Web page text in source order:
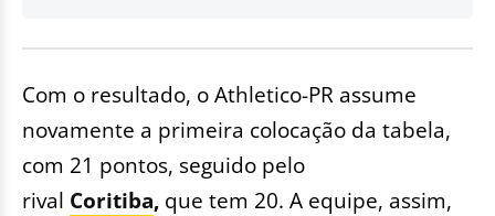
Com o resultado, o Athletico-PR assume
novamente a primeira colocação da tabela,
com 21 pontos, seguido pelo
rival Coritiba, que tem 20. A equipe, assim,